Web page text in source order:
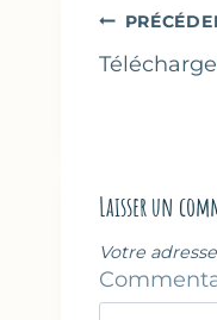
Navigation
de
Laisser un
Votre